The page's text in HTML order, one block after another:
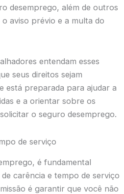
desemprego, além de outros
aviso prévio e a multa do
entendam esses
seus direitos sejam
está preparada para ajudar a
e a orientar sobre os
o seguro desemprego.
de serviço
é fundamental
carência e tempo de serviço
é garantir que você não